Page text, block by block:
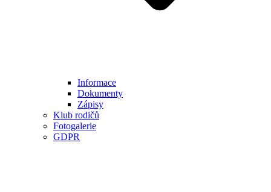
Informace
Dokumenty
Zápisy
Klub rodičů
Fotogalerie
GDPR